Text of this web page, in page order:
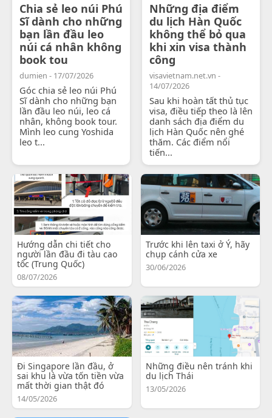
Chia sẻ leo núi Phú
Sĩ dành cho những
bạn lần đầu leo
núi cá nhân không
book tou
dumien - 17/07/2026
Góc chia sẻ leo núi Phú
Sĩ dành cho những bạn
lần đầu leo núi, leo cá
nhân, không book tour.
Mình leo cung Yoshida
leo t...
Những địa điểm
du lịch Hàn Quốc
không thể bỏ qua
khi xin visa thành
công
visavietnam.net.vn -
14/07/2026
Sau khi hoàn tất thủ tục
visa, điều tiếp theo là lên
danh sách địa điểm du
lịch Hàn Quốc nên ghé
thăm. Các điểm nổi
tiến...
Hướng dẫn chi tiết cho
người lần đầu đi tàu cao
tốc (Trung Quốc)
08/07/2026
Trước khi lên taxi ở Ý, hãy
chụp cánh cửa xe
30/06/2026
Đi Singapore lần đầu, ở
sai khu là vừa tốn tiền vừa
mất thời gian thật đó
14/05/2026
Những điều nên tránh khi
du lịch Thái
13/05/2026